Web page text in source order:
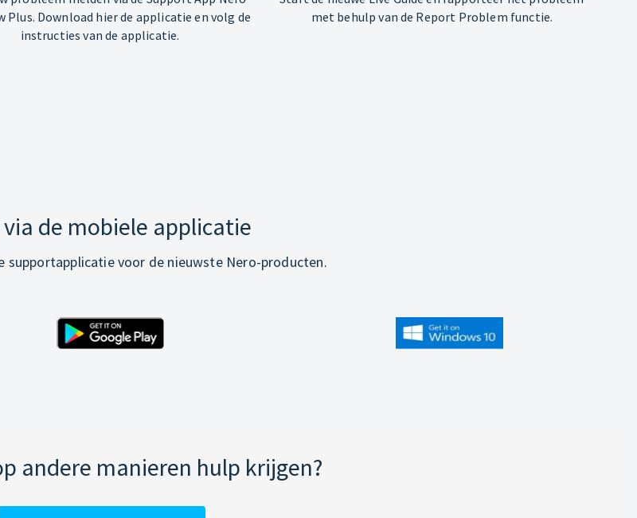
Plus. Download hier de applicatie en volg de
instructies van de applicatie.
met behulp van de Report Problem functie.
via de mobiele applicatie
supportapplicatie voor de nieuwste Nero-producten.
andere manieren hulp krijgen?